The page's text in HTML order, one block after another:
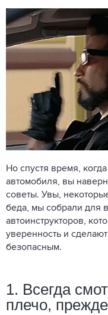
Но спустя время,
автомобиля, вы
советы. Увы,
беда, мы собрали для
автоинструкторов,
уверенность и
безопасным.
1. Всегда
плечо,